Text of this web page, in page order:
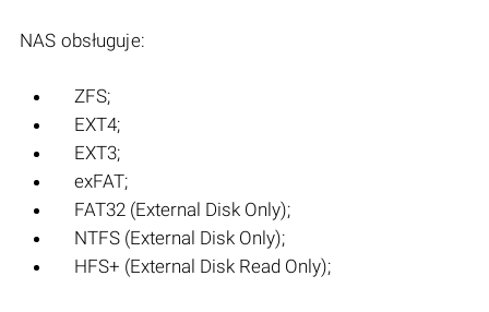
NAS obsługuje:
ZFS;
EXT4;
EXT3;
exFAT;
FAT32 (External Disk Only);
NTFS (External Disk Only);
HFS+ (External Disk Read Only);